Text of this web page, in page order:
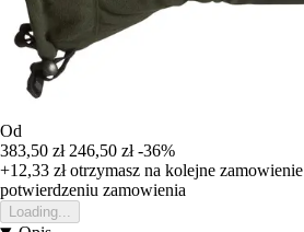
Od
383,50 zł 246,50 zł -36%
+12,33 złotrzymasz na kolejne zamowienie
potwierdzeniu zamowienia
Loading...